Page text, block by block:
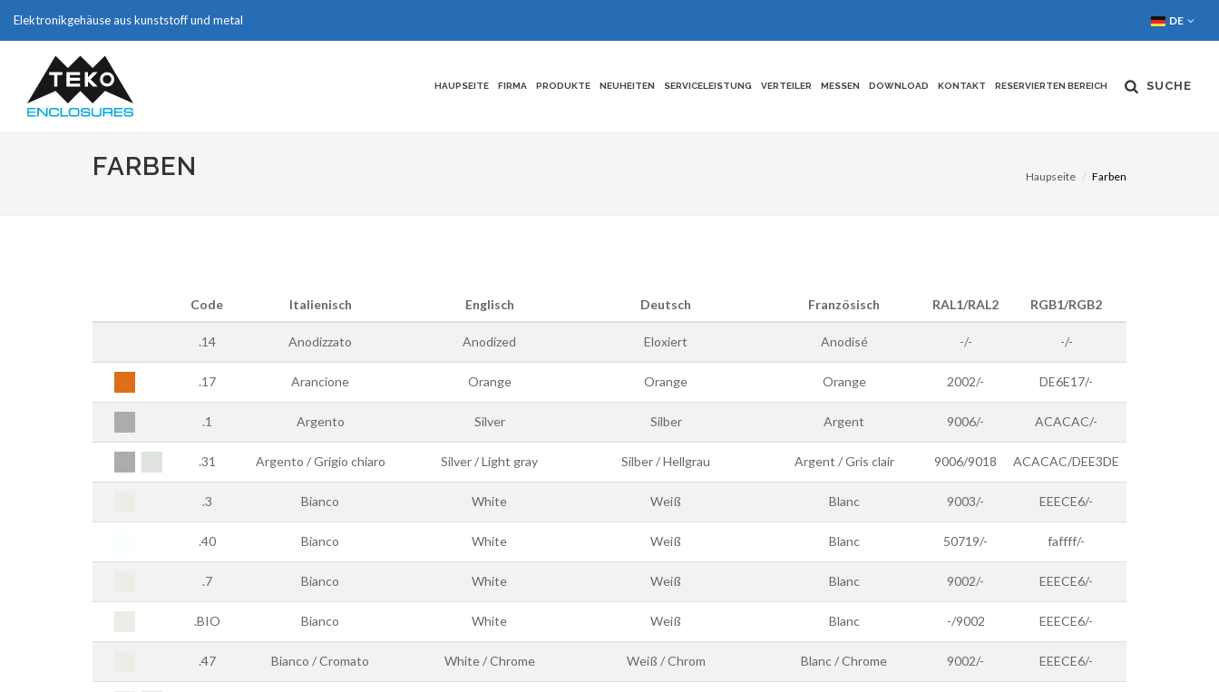
Elektronikgehäuse aus kunststoff und metal DE
HAUPSEITE FIRMA PRODUKTE NEUHEITEN SERVICELEISTUNG VERTEILER MESSEN DOWNLOAD KONTAKT RESERVIERTEN BEREICH SUCHE
FARBEN Haupseite Farben
Code Italienisch Englisch Deutsch Französisch RAL1/RAL2 RGB1/RGB2
.14 Anodizzato Anodized Eloxiert Anodisé -/- -/-
.17 Arancione Orange Orange Orange 2002/- DE6E17/-
.1 Argento Silver Silber Argent 9006/- ACACAC/-
.31 Argento / Grigio chiaro Silver / Light gray Silber / Hellgrau Argent / Gris clair 9006/9018 ACACAC/DEE3DE
.3 Bianco White Weiß Blanc 9003/- EEECE6/-
.40 Bianco White Weiß Blanc 50719/- faffff/-
.7 Bianco White Weiß Blanc 9002/- EEECE6/-
.BIO Bianco White Weiß Blanc -/9002 EEECE6/-
.47 Bianco / Cromato White / Chrome Weiß / Chrom Blanc / Chrome 9002/- EEECE6/-